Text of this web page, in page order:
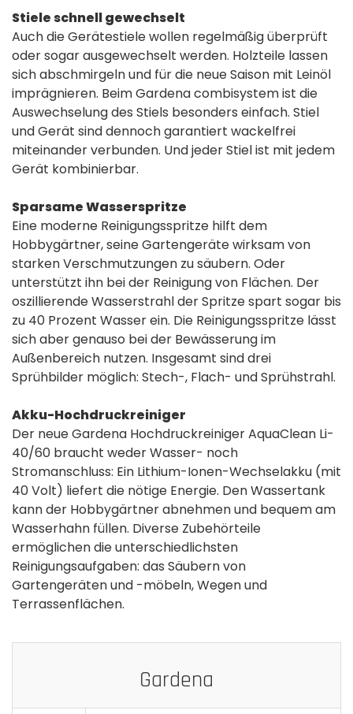
Stiele schnell gewechselt
Auch die Gerätestiele wollen regelmäßig überprüft
oder sogar ausgewechselt werden. Holzteile lassen
sich abschmirgeln und für die neue Saison mit Leinöl
imprägnieren. Beim Gardena combisystem ist die
Auswechselung des Stiels besonders einfach. Stiel
und Gerät sind dennoch garantiert wackelfrei
miteinander verbunden. Und jeder Stiel ist mit jedem
Gerät kombinierbar.
Sparsame Wasserspritze
Eine moderne Reinigungsspritze hilft dem
Hobbygärtner, seine Gartengeräte wirksam von
starken Verschmutzungen zu säubern. Oder
unterstützt ihn bei der Reinigung von Flächen. Der
oszillierende Wasserstrahl der Spritze spart sogar bis
zu 40 Prozent Wasser ein. Die Reinigungsspritze lässt
sich aber genauso bei der Bewässerung im
Außenbereich nutzen. Insgesamt sind drei
Sprühbilder möglich: Stech-, Flach- und Sprühstrahl.
Akku-Hochdruckreiniger
Der neue Gardena Hochdruckreiniger AquaClean Li-
40/60 braucht weder Wasser- noch
Stromanschluss: Ein Lithium-Ionen-Wechselakku (mit
40 Volt) liefert die nötige Energie. Den Wassertank
kann der Hobbygärtner abnehmen und bequem am
Wasserhahn füllen. Diverse Zubehörteile
ermöglichen die unterschiedlichsten
Reinigungsaufgaben: das Säubern von
Gartengeräten und -möbeln, Wegen und
Terrassenflächen.
Gardena